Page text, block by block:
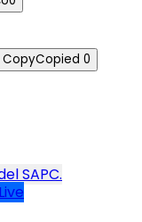
CopyCopied 0
SAPC.